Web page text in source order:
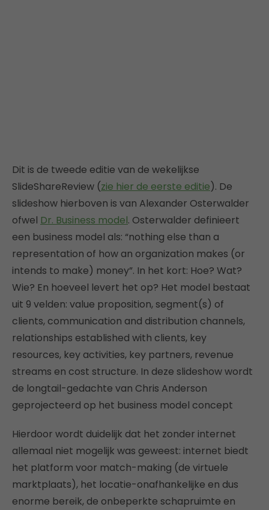
Dit is de tweede editie van de wekelijkse
SlideShareReview (zie hier de eerste editie). De
slideshow hierboven is van Alexander Osterwalder
ofwel Dr. Business model. Osterwalder definieert
een business model als: “nothing else than a
representation of how an organization makes (or
intends to make) money”. In het kort: Hoe? Wat?
Wie? En hoeveel levert het op? Het model bestaat
uit 9 velden: value proposition, segment(s) of
clients, communication and distribution channels,
relationships established with clients, key
resources, key activities, key partners, revenue
streams en cost structure. In deze slideshow wordt
de longtail-gedachte van Chris Anderson
geprojecteerd op het business model concept
Hierdoor wordt duidelijk dat het zonder internet
allemaal niet mogelijk was geweest: internet biedt
het platform voor match-making (de virtuele
marktplaats), het locatie-onafhankelijke en dus
enorme bereik, de onbeperkte schapruimte en